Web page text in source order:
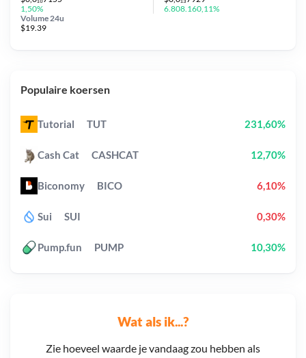
Wat als ik...?
Zie hoeveel waarde je vandaag zou hebben als
1,50%
Volume 24u
$19.39
6.808.160,11%
Populaire koersen
Tutorial TUT 231,60%
Cash Cat CASHCAT 12,70%
Biconomy BICO 6,10%
Sui SUI 0,30%
Pump.fun PUMP 10,30%